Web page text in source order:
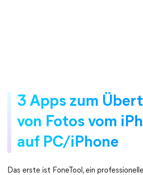
3 Apps zum
von Fotos vom
auf PC/iPhone
Das erste ist FoneTool, ein